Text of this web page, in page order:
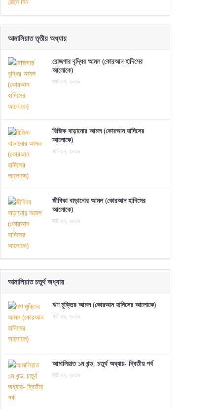
আমালিয়াত তৃতীয় অধ্যায়
রোজগার বৃদ্ধির আমল (কোরআন হাদিসের
আলোকে)
মার্চ ২৭, ২০১৯
রিজিক বাড়ানোর আমল (কোরআন হাদিসের
আলোকে)
মার্চ ২৭, ২০১৯
জীবিকা বাড়ানোর আমল (কোরআন হাদিসের
আলোকে)
মার্চ ২৭, ২০১৯
আমালিয়াত চতুর্থ অধ্যায়
ঋণ মুক্তির আমল (কোরআন হাদিসের আলোকে)
মার্চ ২৯, ২০১৯
আমালিয়াত ১ম খন্ড, চতুর্থ অধ্যায়- দ্বিতীয় পর্ব
মার্চ ২৭, ২০১৯